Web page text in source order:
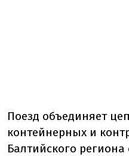
Поезд объединяет
контейнерных и
Балтийского